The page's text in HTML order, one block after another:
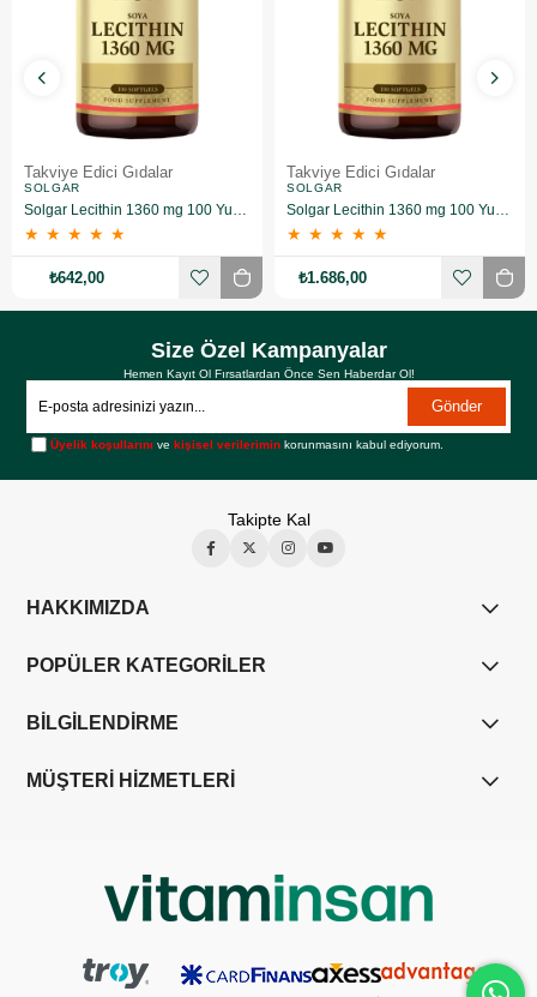
Takviye Edici Gıdalar
SOLGAR
★ ★ ★ ★ ★
₺642,00
Takviye Edici Gıdalar
SOLGAR
★ ★ ★ ★ ★
₺1.686,00
Size Özel Kampanyalar
Hemen Kayıt Ol Fırsatlardan Önce Sen Haberdar Ol!
Gönder
Üyelik koşullarını vekişisel verilerimin korunmasını kabul ediyorum.
Takipte Kal
HAKKIMIZDA
POPÜLER KATEGORİLER
BİLGİLENDİRME
MÜŞTERİ HİZMETLERİ